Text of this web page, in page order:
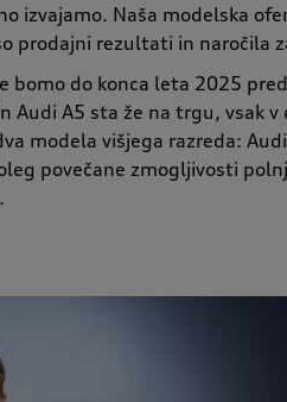
izvajamo. Naša modelska
prodajni rezultati in naročila
bomo do konca leta 2025
Audi A5 sta že na trgu, vsak
modela višjega razreda:
povečane zmogljivosti